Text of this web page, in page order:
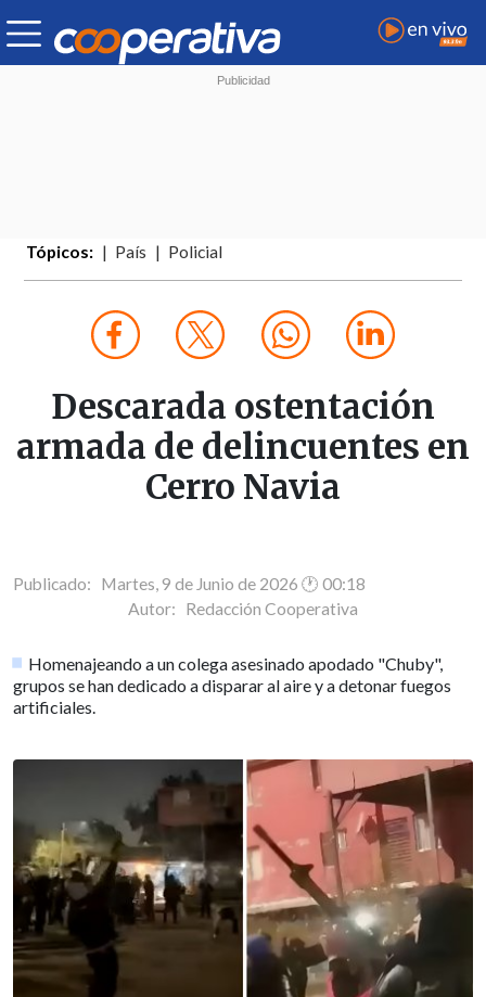
Tópicos: País Policial
Descarada ostentación
armada de delincuentes en
Cerro Navia
Publicado: Martes, 9 de Junio de 2026 🕐 00:18
Autor: Redacción Cooperativa
Homenajeando a un colega asesinado apodado "Chuby",
grupos se han dedicado a disparar al aire y a detonar fuegos
artificiales.